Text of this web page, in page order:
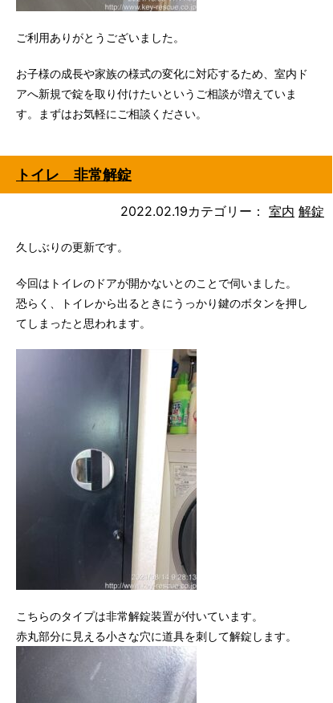
ご利用ありがとうございました。
お子様の成長や家族の様式の変化に対応するため、室内ド
アへ新規で錠を取り付けたいというご相談が増えていま
す。まずはお気軽にご相談ください。
トイレ 非常解錠
2022.02.19カテゴリー： 室内 解錠
久しぶりの更新です。
今回はトイレのドアが開かないとのことで伺いました。
恐らく、トイレから出るときにうっかり鍵のボタンを押し
てしまったと思われます。
こちらのタイプは非常解錠装置が付いています。
赤丸部分に見える小さな穴に道具を刺して解錠します。